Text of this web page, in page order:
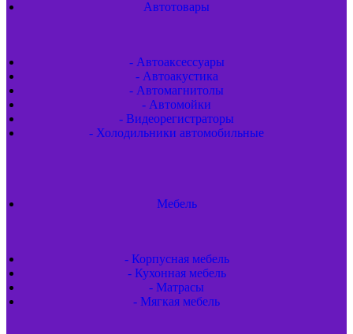
Автотовары
- Автоаксессуары
- Автоакустика
- Автомагнитолы
- Автомойки
- Видеорегистраторы
- Холодильники автомобильные
Мебель
- Корпусная мебель
- Кухонная мебель
- Матрасы
- Мягкая мебель